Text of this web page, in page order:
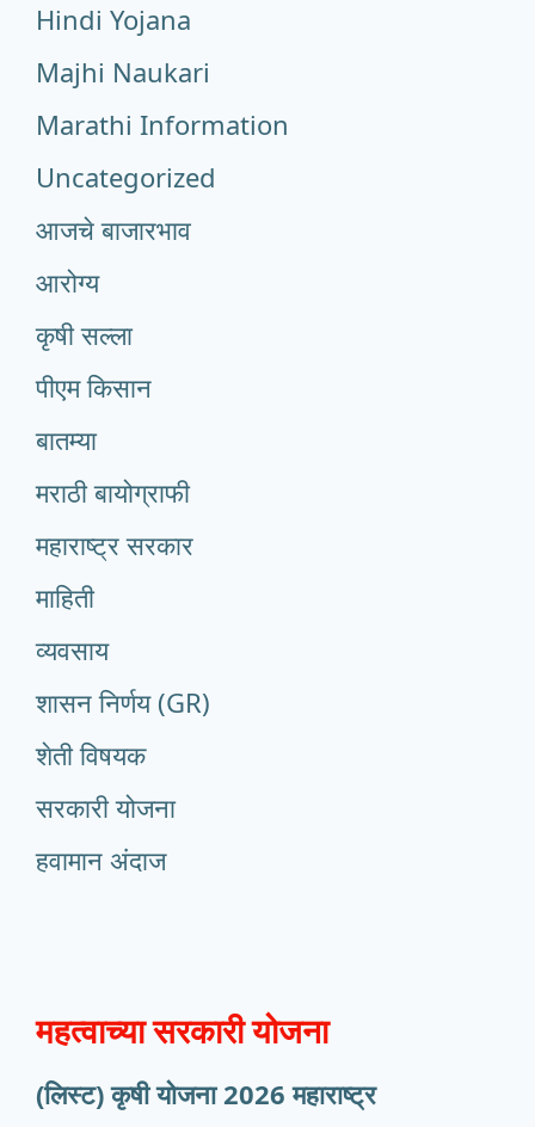
Hindi Yojana
Majhi Naukari
Marathi Information
Uncategorized
आजचे बाजारभाव
आरोग्य
कृषी सल्ला
पीएम किसान
बातम्या
मराठी बायोग्राफी
महाराष्ट्र सरकार
माहिती
व्यवसाय
शासन निर्णय (GR)
शेती विषयक
सरकारी योजना
हवामान अंदाज
महत्वाच्या सरकारी योजना
(लिस्ट) कृषी योजना 2026 महाराष्ट्र